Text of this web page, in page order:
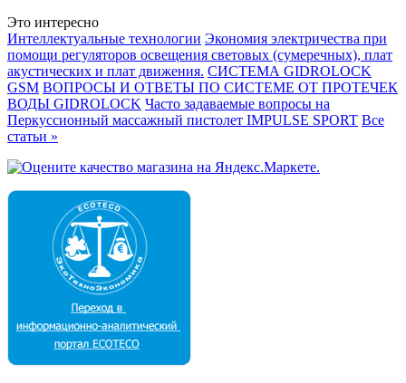
Это интересно
Интеллектуальные технологии Экономия электричества при
помощи регуляторов освещения световых (сумеречных), плат
акустических и плат движения. СИСТЕМА GIDROLOCK
GSM ВОПРОСЫ И ОТВЕТЫ ПО СИСТЕМЕ ОТ ПРОТЕЧЕК
ВОДЫ GIDROLOCK Часто задаваемые вопросы на
Перкуссионный массажный пистолет IMPULSE SPORT Все
статьи »